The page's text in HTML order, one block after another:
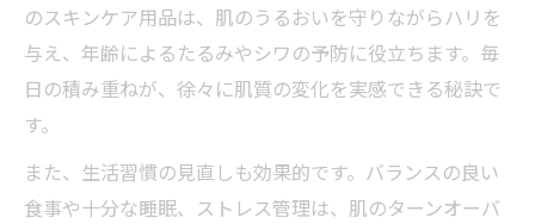
のスキンケア用品は、肌のうるおいを守りながらハリを
与え、年齢によるたるみやシワの予防に役立ちます。毎
日の積み重ねが、徐々に肌質の変化を実感できる秘訣で
す。
また、生活習慣の見直しも効果的です。バランスの良い
食事や十分な睡眠、ストレス管理は、肌のターンオーバ